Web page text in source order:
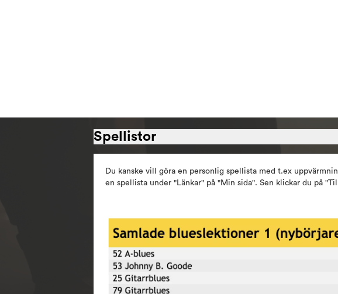
Spellistor
Du kanske vill göra en personlig spellista med t.ex
en spellista under "Länkar" på "Min sida". Sen klickar du på